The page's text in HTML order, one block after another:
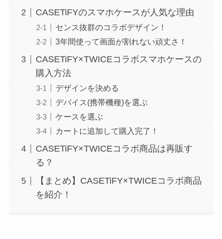
CASETiFYのスマホケースが人気な理由
センス抜群のコラボデザイン！
3年間使って画面が割れない頑丈さ！
CASETiFY×TWICEコラボスマホケースの
購入方法
デザインを決める
デバイス(携帯機種)を選ぶ
ケースを選ぶ
カートに追加して購入完了！
CASETiFY×TWICEコラボ商品は再販す
る？
【まとめ】CASETiFY×TWICEコラボ商品
を紹介！